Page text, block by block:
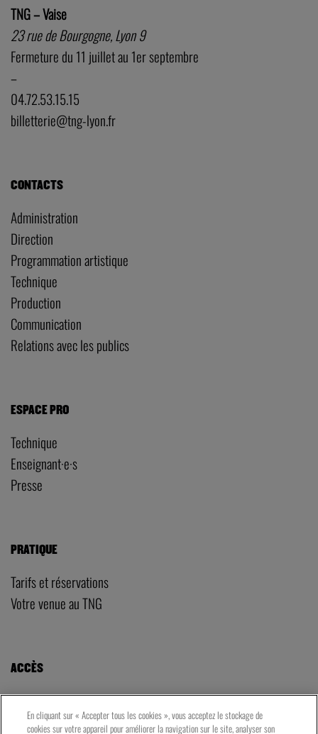
TNG – Vaise
23 rue de Bourgogne, Lyon 9
Fermeture du 11 juillet au 1er septembre
–
04.72.53.15.15
billetterie@tng-lyon.fr
CONTACTS
Administration
Direction
Programmation artistique
Technique
Production
Communication
Relations avec les publics
ESPACE PRO
Technique
Enseignant·e·s
Presse
PRATIQUE
Tarifs et réservations
Votre venue au TNG
ACCÈS
LE TNG – VAISE
23 rue de Bourgogne – Lyon 9ème
En cliquant sur « Accepter tous les cookies », vous acceptez le stockage de
cookies sur votre appareil pour améliorer la navigation sur le site, analyser son